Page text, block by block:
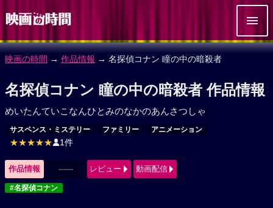
映画の時間 → 作品情報 → 名探偵コナン 瞳の中の暗殺者
名探偵コナン 瞳の中の暗殺者 作品情報
めいたんていこなんひとみのなかのあんさつしゃ
サスペンス・ミステリー ファミリー アニメーション
★★★★★ 1件
作品情報 ------ レビュー 動画配信
#名探偵コナン